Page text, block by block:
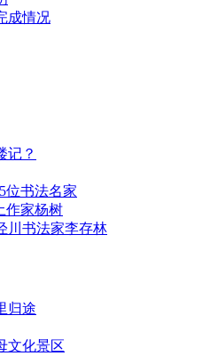
成情况
记？
位书法名家
作家杨树
川书法家李存林
归途
文化景区